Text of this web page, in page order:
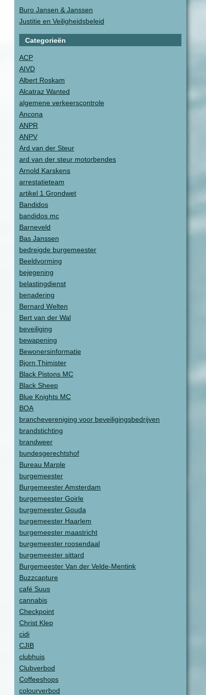
Buro Jansen & Janssen
Justitie en Veiligheidsbeleid
Categorieën
ACP
AIVD
Albert Roskam
Alcatraz Wanted
algemene verkeerscontrole
Ancona
ANPR
ANPV
Ard van der Steur
ard van der steur motorbendes
Arnold Karskens
arrestatieteam
artikel 1 Grondwet
Bandidos
bandidos mc
Barneveld
Bas Janssen
bedreigde burgemeester
Beeldvorming
bejegening
belastingdienst
benadering
Bernard Welten
Bert van der Wal
beveiliging
bewapening
Bewonersinformatie
Bjorn Thimister
Black Pistons MC
Black Sheep
Blue Knights MC
BOA
branchevereniging voor beveiligingsbedrijven
brandstichting
brandweer
bundesgerechtshof
Bureau Marple
burgemeester
Burgemeester Amsterdam
burgemeester Goirle
burgemeester Gouda
burgemeester Haarlem
burgemeester maastricht
burgemeester roosendaal
burgemeester sittard
Burgemeester Van der Velde-Mentink
Buzzcapture
café Suus
cannabis
Checkpoint
Christ Klep
cidi
CJIB
clubhuis
Clubverbod
Coffeeshops
colourverbod